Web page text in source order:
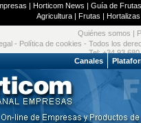
| Horticom News | Guía de
Agricultura| Frutas | Hortalizas
Quiénes somos
- Política de cookies - Todos los
Tel: +34 93
de 2026
Canales